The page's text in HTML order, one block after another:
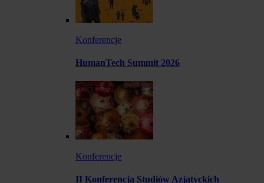
Konferencje
HumanTech Summit 2026
Konferencje
II Konferencja Studiów Azjatyckich